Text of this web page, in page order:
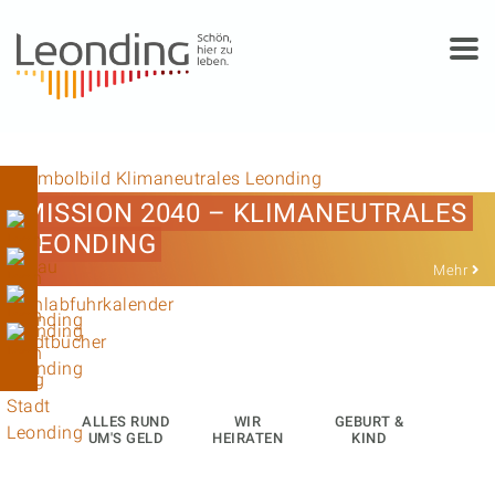
MISSION 2040 – KLIMANEUTRALES
LEONDING
Mehr
ALLES RUND
UM'S GELD
WIR
HEIRATEN
GEBURT &
KIND